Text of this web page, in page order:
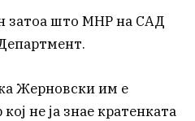
затоа што МНР на САД
Жерновски им е
не ја знае кратенката